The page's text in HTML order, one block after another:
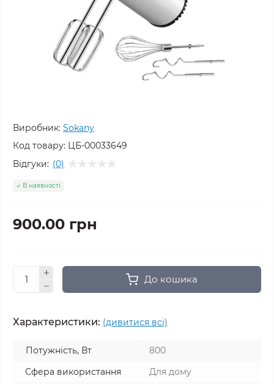
Виробник: Sokany
Код товару: ЦБ-00033649
Відгуки: (0)
В наявності
900.00 грн
До кошика
Характеристики: (дивитися всі)
Потужність, Вт
800
Сфера використання
Для дому